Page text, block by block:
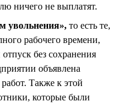
ничего не выплатят.
увольнения», то есть те,
рабочего времени,
без сохранения
объявлена
Также к этой
которые были